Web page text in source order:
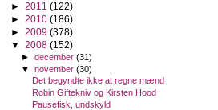
► 2011 (122)
► 2010 (186)
► 2009 (378)
▼ 2008 (152)
►december(31)
▼november(30)
Det begyndte ikke at regne mænd
Robin Giftekniv og Kirsten Hood
Pausefisk, undskyld